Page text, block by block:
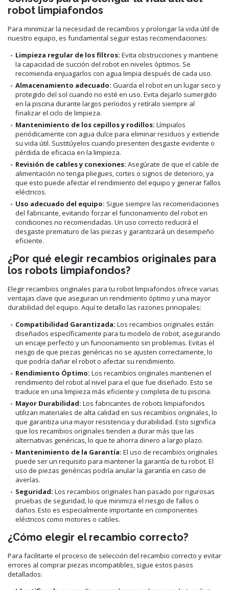
robot limpiafondos
Para minimizar la necesidad de recambios y prolongar la vida útil de
nuestro equipo, es fundamental seguir estas recomendaciones:
Limpieza regular de los filtros: Evita obstrucciones y mantiene
la capacidad de succión del robot en niveles óptimos. Se
recomienda enjuagarlos con agua limpia después de cada uso.
Almacenamiento adecuado: Guarda el robot en un lugar seco y
protegido del sol cuando no esté en uso. Evita dejarlo sumergido
en la piscina durante largos períodos y retíralo siempre al
finalizar el ciclo de limpieza.
Mantenimiento de los cepillos y rodillos: Límpialos
periódicamente con agua dulce para eliminar residuos y extiende
su vida útil. Sustitúyelos cuando presenten desgaste evidente o
pérdida de eficacia en la limpieza.
Revisión de cables y conexiones: Asegúrate de que el cable de
alimentación no tenga pliegues, cortes o signos de deterioro, ya
que esto puede afectar el rendimiento del equipo y generar fallos
eléctricos.
Uso adecuado del equipo: Sigue siempre las recomendaciones
del fabricante, evitando forzar el funcionamiento del robot en
condiciones no recomendadas. Un uso correcto reducirá el
desgaste prematuro de las piezas y garantizará un desempeño
eficiente.
¿Por qué elegir recambios originales para
los robots limpiafondos?
Elegir recambios originales para tu robot limpiafondos ofrece varias
ventajas clave que aseguran un rendimiento óptimo y una mayor
durabilidad del equipo. Aquí te detallo las razones principales:
Compatibilidad Garantizada: Los recambios originales están
diseñados específicamente para tu modelo de robot, asegurando
un encaje perfecto y un funcionamiento sin problemas. Evitas el
riesgo de que piezas genéricas no se ajusten correctamente, lo
que podría dañar el robot o afectar su rendimiento.
Rendimiento Óptimo: Los recambios originales mantienen el
rendimiento del robot al nivel para el que fue diseñado. Esto se
traduce en una limpieza más eficiente y completa de tu piscina.
Mayor Durabilidad: Los fabricantes de robots limpiafondos
utilizan materiales de alta calidad en sus recambios originales, lo
que garantiza una mayor resistencia y durabilidad. Esto significa
que los recambios originales tienden a durar más que las
alternativas genéricas, lo que te ahorra dinero a largo plazo.
Mantenimiento de la Garantía: El uso de recambios originales
puede ser un requisito para mantener la garantía de tu robot. El
uso de piezas genéricas podría anular la garantía en caso de
averías.
Seguridad: Los recambios originales han pasado por rigurosas
pruebas de seguridad, lo que minimiza el riesgo de fallos o
daños. Esto es especialmente importante en componentes
eléctricos como motores o cables.
¿Cómo elegir el recambio correcto?
Para facilitarte el proceso de selección del recambio correcto y evitar
errores al comprar piezas incompatibles, sigue estos pasos
detallados: